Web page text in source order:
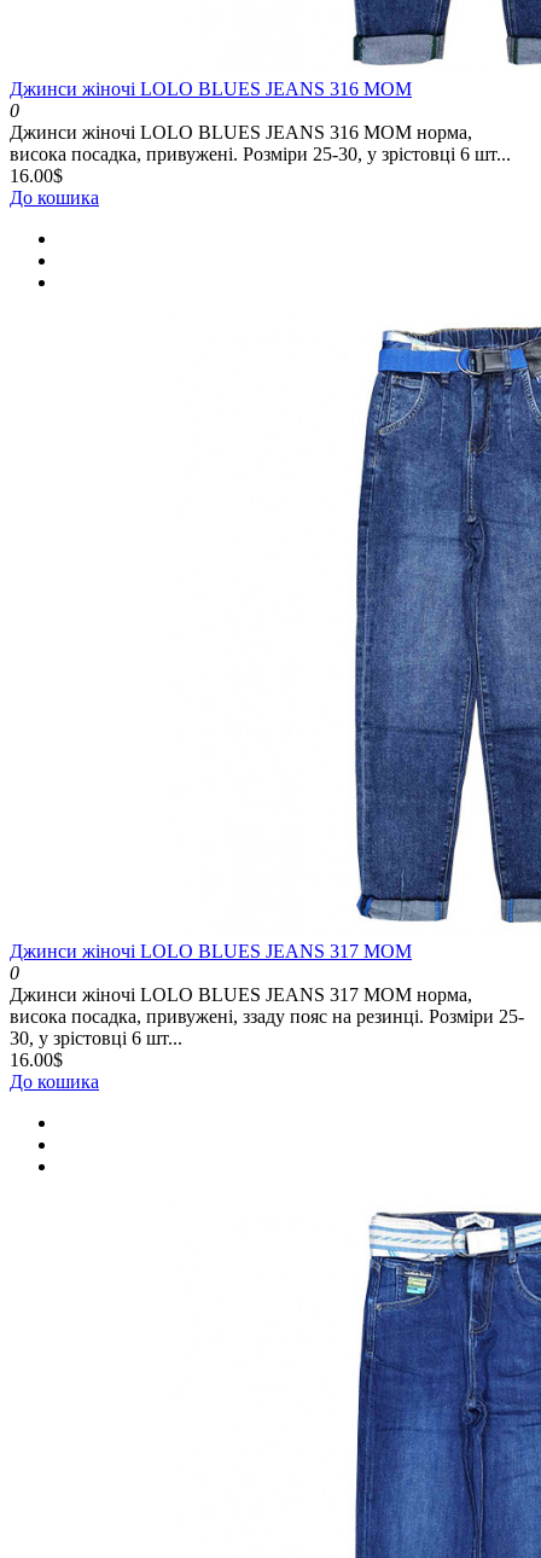
Джинси жіночі LOLO BLUES JEANS 316 MOM
0
Джинси жіночі LOLO BLUES JEANS 316 MOM норма,
висока посадка, привужені. Розміри 25-30, у зрістовці 6 шт...
16.00$
До кошика
Джинси жіночі LOLO BLUES JEANS 317 MOM
0
Джинси жіночі LOLO BLUES JEANS 317 MOM норма,
висока посадка, привужені, ззаду пояс на резинці. Розміри 25-
30, у зрістовці 6 шт...
16.00$
До кошика